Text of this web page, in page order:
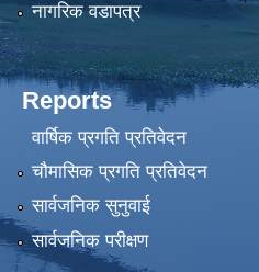
नागरिक वडापत्र
Reports
वार्षिक प्रगति प्रतिवेदन
चौमासिक प्रगति प्रतिवेदन
सार्वजनिक सुनुवाई
सार्वजनिक परीक्षण